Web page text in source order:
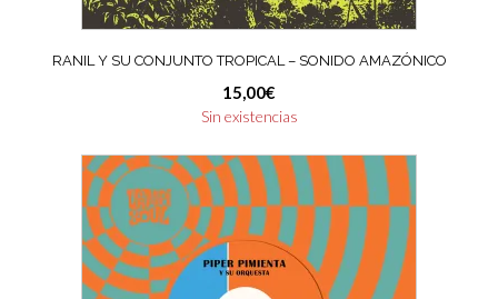
RANIL Y SU CONJUNTO TROPICAL – SONIDO AMAZÓNICO
15,00€
Sin existencias